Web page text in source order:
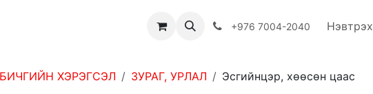
Хямдрал ♻️ Эко шогол+976 7004-2040 Нэвтрэх
БИЧГИЙН ХЭРЭГСЭЛ ЗУРАГ, УРЛАЛ Эсгийнцэр, хөөсөн цаас